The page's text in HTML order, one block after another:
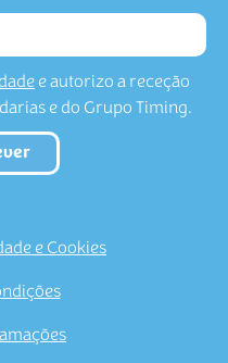
e autorizo a receção
e do Grupo Timing.
e Cookies